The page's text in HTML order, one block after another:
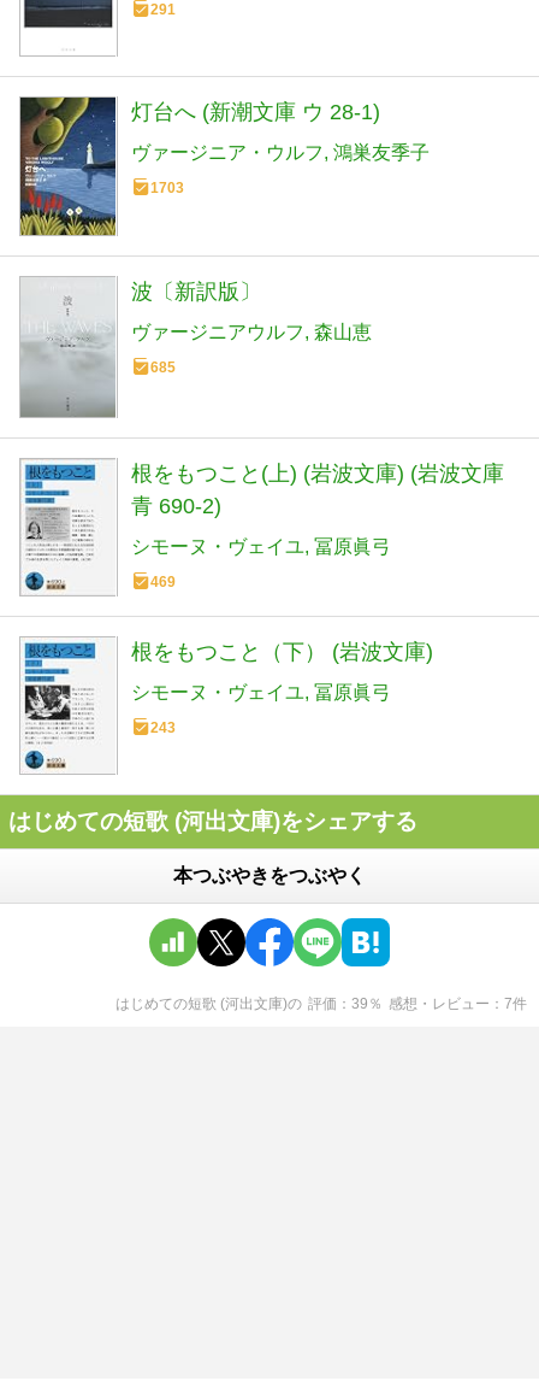
291
灯台へ (新潮文庫 ウ 28-1)
ヴァージニア・ウルフ 鴻巣友季子
1703
波〔新訳版〕
ヴァージニアウルフ 森山恵
685
根をもつこと(上) (岩波文庫) (岩波文庫
青 690-2)
シモーヌ・ヴェイユ 冨原眞弓
469
根をもつこと（下） (岩波文庫)
シモーヌ・ヴェイユ 冨原眞弓
243
はじめての短歌 (河出文庫)をシェアする
本つぶやきをつぶやく
はじめての短歌 (河出文庫)の 評価 39 ％ 感想・レビュー 7件